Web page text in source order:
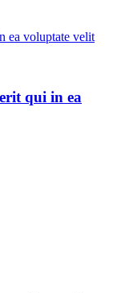
qui in ea